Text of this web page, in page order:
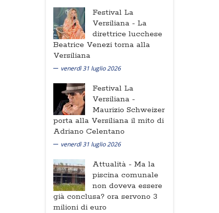
Festival La
Versiliana - La
direttrice lucchese
Beatrice Venezi torna alla
Versiliana
venerdì 31 luglio 2026
Festival La
Versiliana -
Maurizio Schweizer
porta alla Versiliana il mito di
Adriano Celentano
venerdì 31 luglio 2026
Attualità - Ma la
piscina comunale
non doveva essere
già conclusa? ora servono 3
milioni di euro